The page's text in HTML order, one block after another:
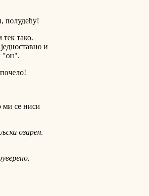
полудећу!
тек тако.
и
"он".
ми се ниси
озарен.